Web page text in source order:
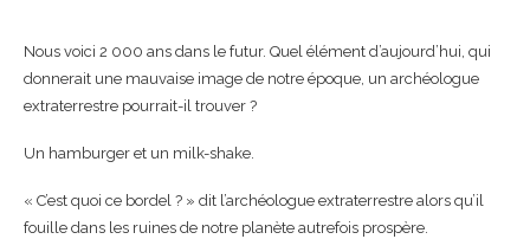
Nous voici 2 000 ans dans le futur. Quel élément d’aujourd’hui, qui
donnerait une mauvaise image de notre époque, un archéologue
extraterrestre pourrait-il trouver ?
Un hamburger et un milk-shake.
« C’est quoi ce bordel ? » dit l’archéologue extraterrestre alors qu’il
fouille dans les ruines de notre planète autrefois prospère.